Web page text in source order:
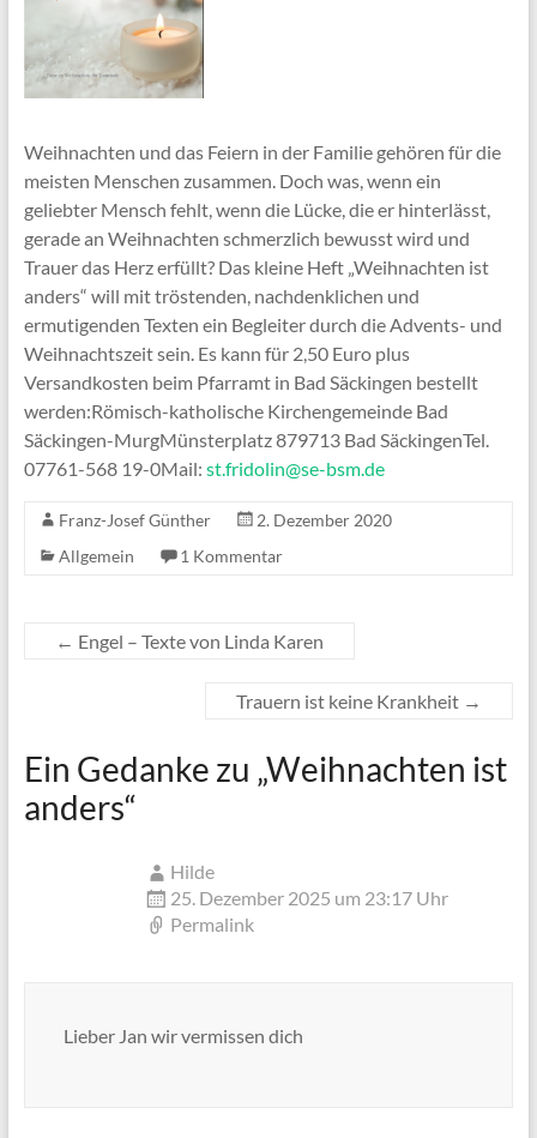
Weihnachten und das Feiern in der Familie gehören für die
meisten Menschen zusammen. Doch was, wenn ein
geliebter Mensch fehlt, wenn die Lücke, die er hinterlässt,
gerade an Weihnachten schmerzlich bewusst wird und
Trauer das Herz erfüllt? Das kleine Heft „Weihnachten ist
anders“ will mit tröstenden, nachdenklichen und
ermutigenden Texten ein Begleiter durch die Advents- und
Weihnachtszeit sein. Es kann für 2,50 Euro plus
Versandkosten beim Pfarramt in Bad Säckingen bestellt
werden:Römisch-katholische Kirchengemeinde Bad
Säckingen-MurgMünsterplatz 879713 Bad SäckingenTel.
07761-568 19-0Mail: st.fridolin@se-bsm.de
Franz-Josef Günther
2. Dezember 2020
Allgemein
1 Kommentar
← Engel – Texte von Linda Karen
Trauern ist keine Krankheit →
Ein Gedanke zu „Weihnachten ist
anders“
Hilde
25. Dezember 2025 um 23:17 Uhr
Permalink
Lieber Jan wir vermissen dich